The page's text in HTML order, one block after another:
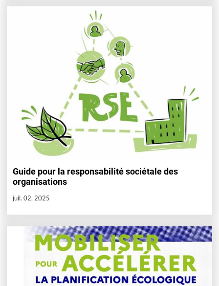
Guide pour la responsabilité sociétale des
organisations
juil. 02, 2025